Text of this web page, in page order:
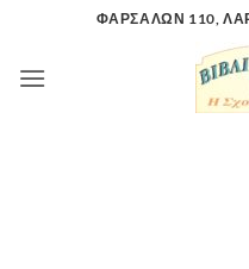
περιεχόμενο
ΦΑΡΣΑΛΩΝ 110,